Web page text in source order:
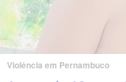
Violência em Pernambuco